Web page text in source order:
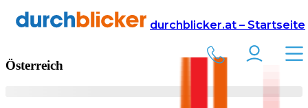
durchblicker.at – Startseite
Versicherung Autoversicherung Ford
Ford Galaxy
Österreich